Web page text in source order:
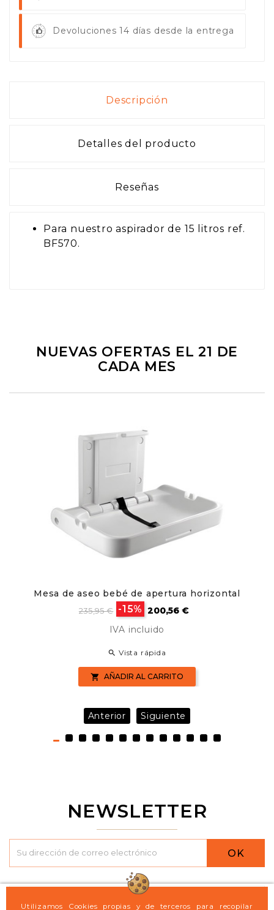
Utilizamos Cookies propias y de terceros para recopilar
Devoluciones 14 días desde la entrega
Descripción
Detalles del producto
Reseñas
Para nuestro aspirador de 15 litros ref.
BF570.
NUEVAS OFERTAS EL 21 DE
CADA MES
Mesa de aseo bebé de apertura horizontal
Precio
235,95 € -15% Precio
200,56 €
IVA incluido
 Vista rápida
 AÑADIR AL CARRITO
Anterior Siguiente
NEWSLETTER
OK